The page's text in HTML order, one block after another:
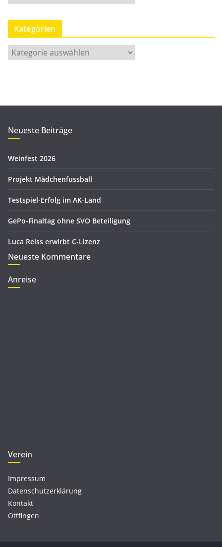
o
n
t
h
v
Kategorien
a
i
n
Neueste Beiträge
Weinfest 2026
Projekt Mädchenfussball
Testspiel-Erfolg im AK-Land
GePo-Finaltag ohne SVO Beteiligung
Luca Reiss erwirbt C-Lizenz
Neueste Kommentare
Anreise
Verein
Impressum
Datenschutzerklärung
Kontakt
Ottfingen